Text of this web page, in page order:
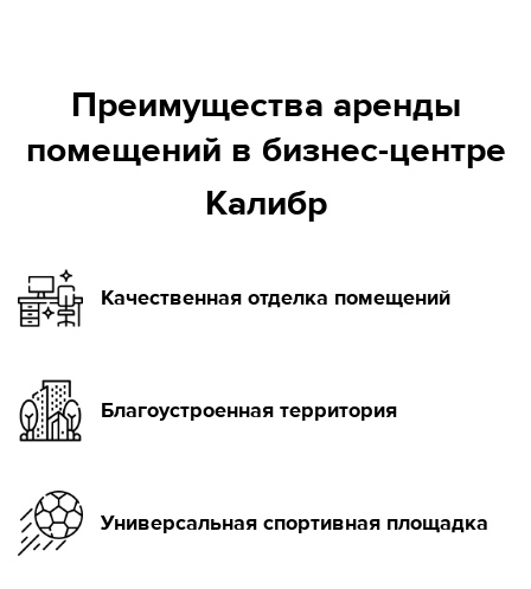
Преимущества аренды
помещений в бизнес-центре
Калибр
Качественная отделка помещений
Благоустроенная территория
Универсальная спортивная площадка